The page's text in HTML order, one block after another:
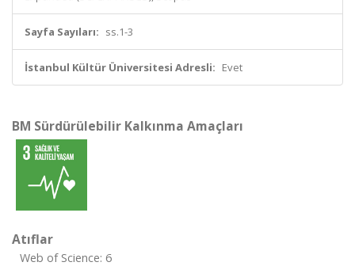
Sayfa Sayıları: ss.1-3
İstanbul Kültür Üniversitesi Adresli: Evet
BM Sürdürülebilir Kalkınma Amaçları
Atıflar
Web of Science: 6